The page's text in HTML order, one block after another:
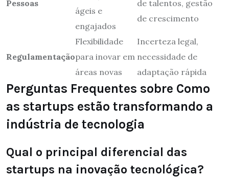
Pessoas
ágeis e
engajados
de talentos, gestão
de crescimento
Regulamentação
Flexibilidade
para inovar em
áreas novas
Incerteza legal,
necessidade de
adaptação rápida
Perguntas Frequentes sobre Como
as startups estão transformando a
indústria de tecnologia
Qual o principal diferencial das
startups na inovação tecnológica?